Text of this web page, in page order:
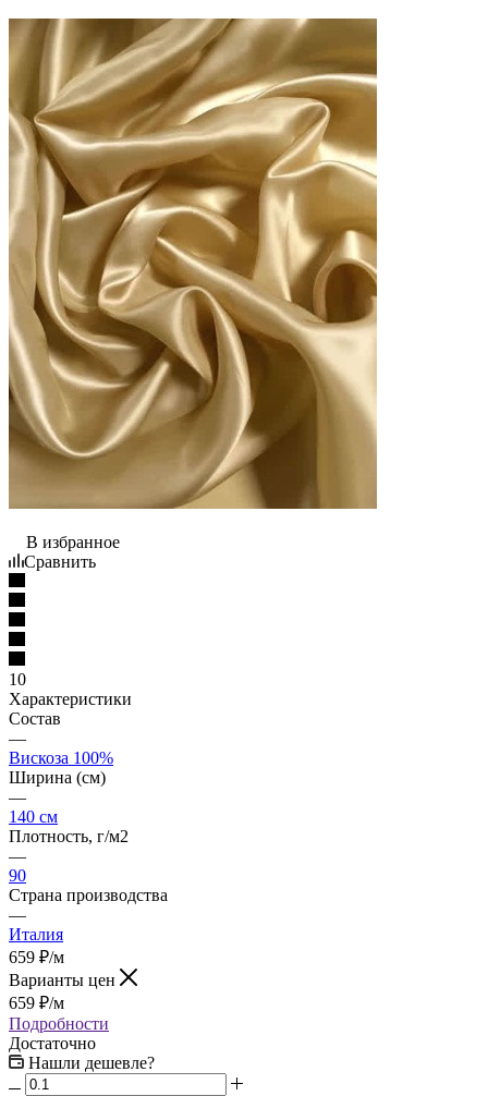
В избранное
Сравнить
10
Характеристики
Состав
—
Вискоза 100%
Ширина (см)
—
140 см
Плотность, г/м2
—
90
Страна производства
—
Италия
659 ₽/м
Варианты цен
659 ₽/м
Подробности
Достаточно
Нашли дешевле?